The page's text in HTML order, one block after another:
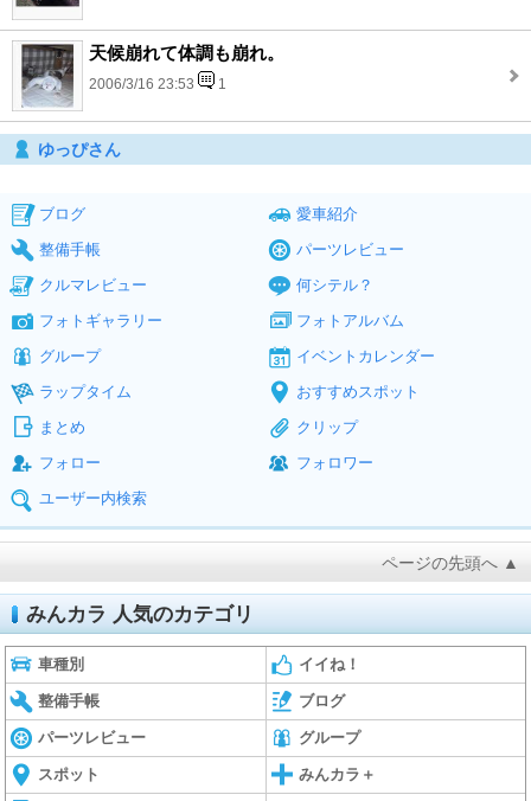
天候崩れて体調も崩れ。
2006/3/16 23:53 1
ゆっぴさん
ブログ
愛車紹介
整備手帳
パーツレビュー
クルマレビュー
何シテル？
フォトギャラリー
フォトアルバム
グループ
イベントカレンダー
ラップタイム
おすすめスポット
まとめ
クリップ
フォロー
フォロワー
ユーザー内検索
ページの先頭へ ▲
みんカラ 人気のカテゴリ
車種別 イイね！
整備手帳 ブログ
パーツレビュー グループ
スポット みんカラ＋